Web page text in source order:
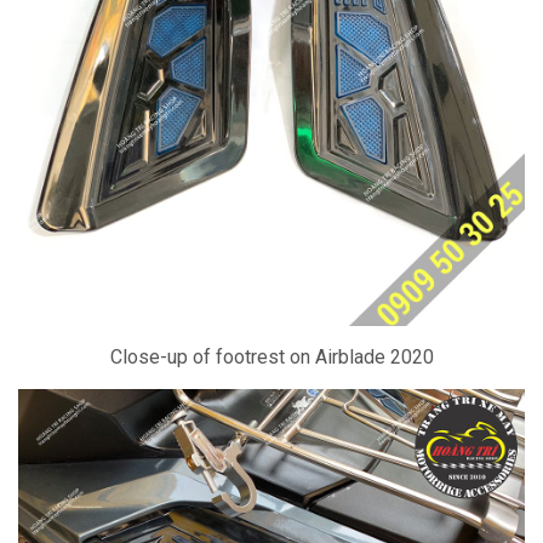
Close-up of footrest on Airblade 2020